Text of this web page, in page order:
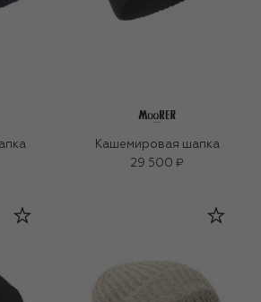
Кашемировая шапка
29 500 ₽